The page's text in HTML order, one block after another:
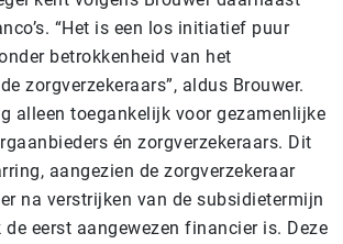
“Het is een los initiatief puur
betrokkenheid van het
zorgverzekeraars”, aldus Brouwer.
alleen toegankelijk voor gezamenlijke
én zorgverzekeraars. Dit
aangezien de zorgverzekeraar
na verstrijken van de subsidietermijn
eerst aangewezen financier is. Deze